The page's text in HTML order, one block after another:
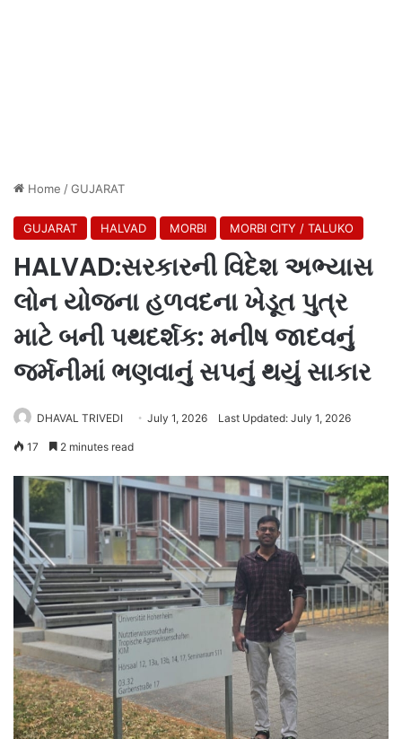
Home /GUJARAT
GUJARAT HALVAD MORBI MORBI CITY / TALUKO
HALVAD:સરકારની વિદેશ અભ્યાસ
લોન યોજના હળવદના ખેડૂત પુત્ર
માટે બની પથદર્શક: મનીષ જાદવનું
જર્મનીમાં ભણવાનું સપનું થયું સાકાર
DHAVAL TRIVEDI July 1, 2026 Last Updated: July 1, 2026
17 2 minutes read